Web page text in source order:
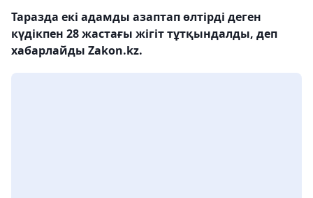
Таразда екі адамды азаптап өлтірді деген
күдікпен 28 жастағы жігіт тұтқындалды, деп
хабарлайды Zakon.kz.